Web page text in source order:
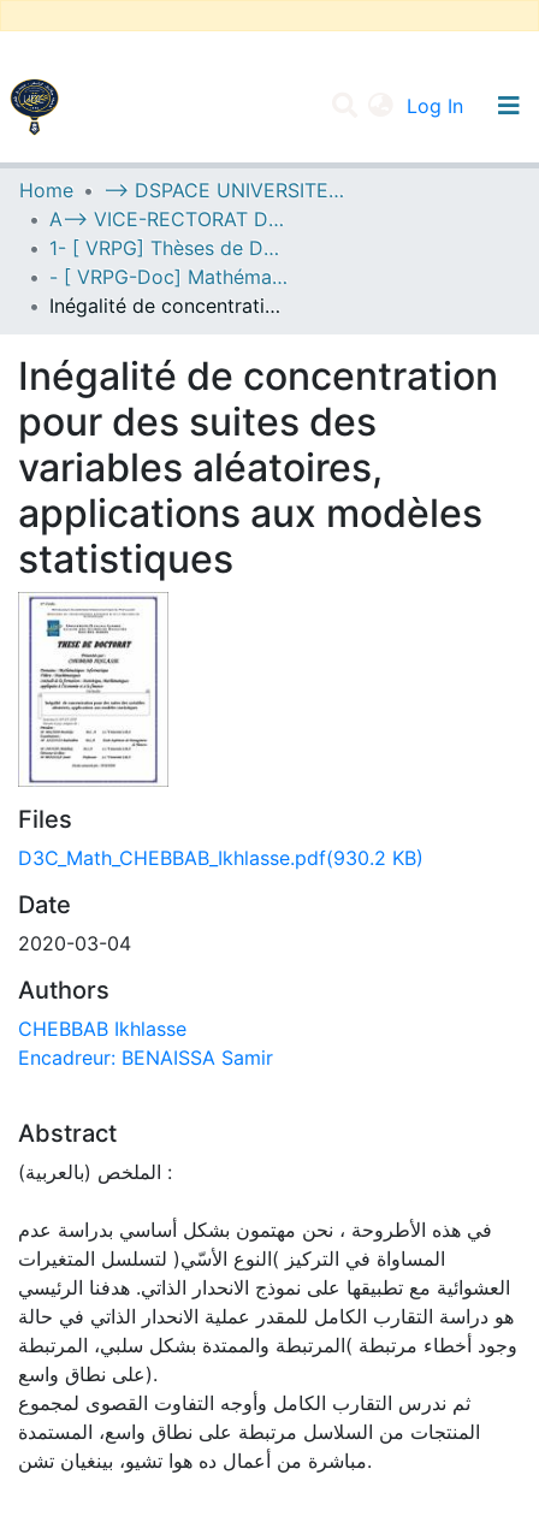
Log In
UNIVERSITY OF D.L SIDI BEL ABBES
Communities & Collections
All of DSpace
Statistics
Home
--> DSPACE UNIVERSITE DJILALLI LIABES DE SIDI BEL ABBES
A--> VICE-RECTORAT DE LA POST-GRADUATION
1- [ VRPG] Thèses de Doctorat
- [ VRPG-Doc] Mathématiques --- رياضيات
Inégalité de concentration pour des suites des variables aléatoires, applications aux modèles statistiques
Inégalité de concentration
pour des suites des
variables aléatoires,
applications aux modèles
statistiques
Files
D3C_Math_CHEBBAB_Ikhlasse.pdf(930.2 KB)
Date
2020-03-04
Authors
CHEBBAB Ikhlasse
Encadreur: BENAISSA Samir
Abstract
الملخص (بالعربية) :
في هذه الأطروحة ، نحن مهتمون بشكل أساسي بدراسة عدم
المساواة في التركيز )النوع الأسّي( لتسلسل المتغيرات
العشوائية مع تطبيقها على نموذج الانحدار الذاتي. هدفنا الرئيسي
هو دراسة التقارب الكامل للمقدر عملية الانحدار الذاتي في حالة
وجود أخطاء مرتبطة )المرتبطة والممتدة بشكل سلبي، المرتبطة
على نطاق واسع).
ثم ندرس التقارب الكامل وأوجه التفاوت القصوى لمجموع
المنتجات من السلاسل مرتبطة على نطاق واسع، المستمدة
مباشرة من أعمال ده هوا تشيو، بينغيان تشن.